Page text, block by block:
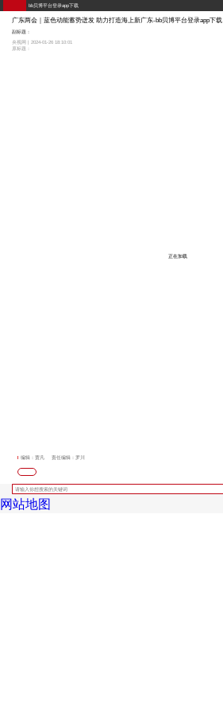
bb贝博平台登录app下载
广东两会｜蓝色动能蓄势迸发 助力打造海上新广东-bb贝博平台登录app下载
副标题：
央视网 | 2024-01-26 18:10:01
原标题：
正在加载
编辑：贾凡 责任编辑：罗川
网站地图